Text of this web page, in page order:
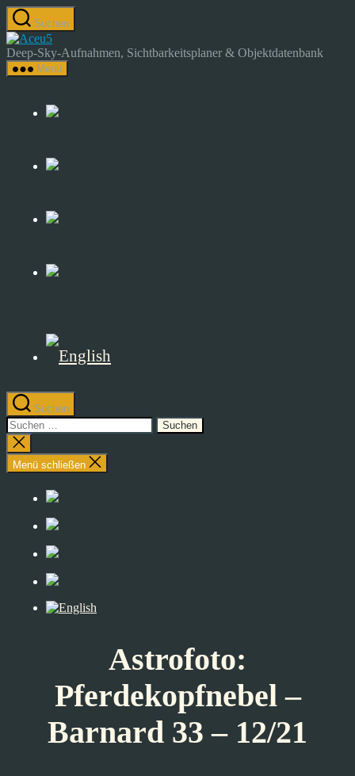
Zum
Inhalt
springen
Suchen
Astrocamp
–
Astrofotografie
Sky-
Deep-Sky-Aufnahmen, Sichtbarkeitsplaner & Objektdatenbank
Menü
Suchen
Suchen
nach:
Suche
schließen
Menü schließen
Astrofoto:
Pferdekopfnebel –
Barnard 33 – 12/21